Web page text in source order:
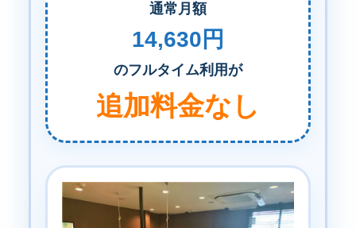
通常月額
14,630円
のフルタイム利用が
追加料金なし